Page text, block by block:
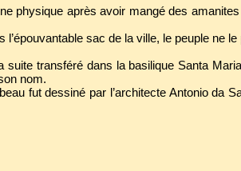
physique après avoir mangé des
sac de la ville, le peuple ne le
suite transféré dans la basilique Santa
nom.
fut dessiné par l’architecte Antonio da